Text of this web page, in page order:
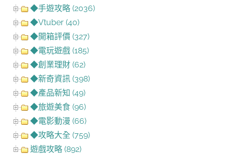
◆手遊攻略 (2036)
◆Vtuber (40)
◆開箱評價 (327)
◆電玩遊戲 (185)
◆創業理財 (62)
◆新奇資訊 (398)
◆產品新知 (49)
◆旅遊美食 (96)
◆電影動漫 (66)
◆攻略大全 (759)
遊戲攻略 (892)